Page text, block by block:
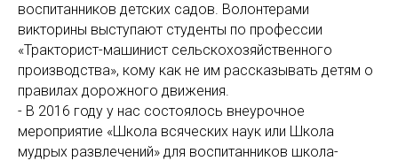
воспитанников детских садов. Волонтерами
викторины выступают студенты по профессии
«Тракторист-машинист сельскохозяйственного
производства», кому как не им рассказывать детям о
правилах дорожного движения.
- В 2016 году у нас состоялось внеурочное
мероприятие «Школа всяческих наук или Школа
мудрых развлечений» для воспитанников школа-